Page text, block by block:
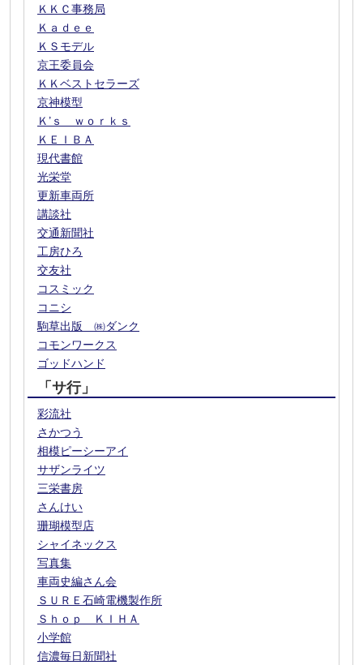
ＫＫＣ事務局
Ｋａｄｅｅ
ＫＳモデル
京王委員会
ＫＫベストセラーズ
京神模型
Ｋ’ｓ ｗｏｒｋｓ
ＫＥＩＢＡ
現代書館
光栄堂
更新車両所
講談社
交通新聞社
工房ひろ
交友社
コスミック
コニシ
駒草出版 ㈱ダンク
コモンワークス
ゴッドハンド
「サ行」
彩流社
さかつう
相模ピーシーアイ
サザンライツ
三栄書房
さんけい
珊瑚模型店
シャイネックス
写真集
車両史編さん会
ＳＵＲＥ石崎電機製作所
Ｓｈｏｐ ＫＩＨＡ
小学館
信濃毎日新聞社